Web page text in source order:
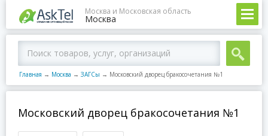
Москва и Московская область
Москва
Главная → Москва → ЗАГСы → Московский дворец бракосочетания №1
Московский дворец бракосочетания №1